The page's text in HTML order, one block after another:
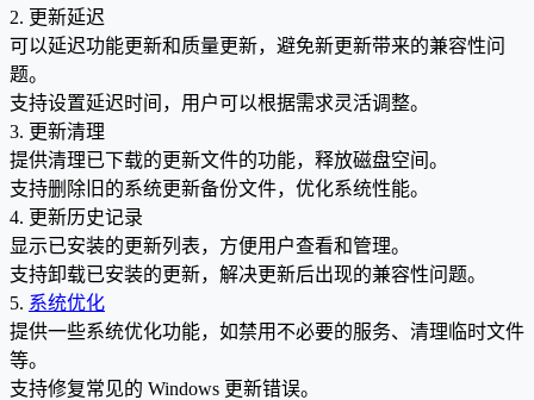
2. 更新延迟
可以延迟功能更新和质量更新，避免新更新带来的兼容性问
题。
支持设置延迟时间，用户可以根据需求灵活调整。
3. 更新清理
提供清理已下载的更新文件的功能，释放磁盘空间。
支持删除旧的系统更新备份文件，优化系统性能。
4. 更新历史记录
显示已安装的更新列表，方便用户查看和管理。
支持卸载已安装的更新，解决更新后出现的兼容性问题。
5. 系统优化
提供一些系统优化功能，如禁用不必要的服务、清理临时文件
等。
支持修复常见的 Windows 更新错误。